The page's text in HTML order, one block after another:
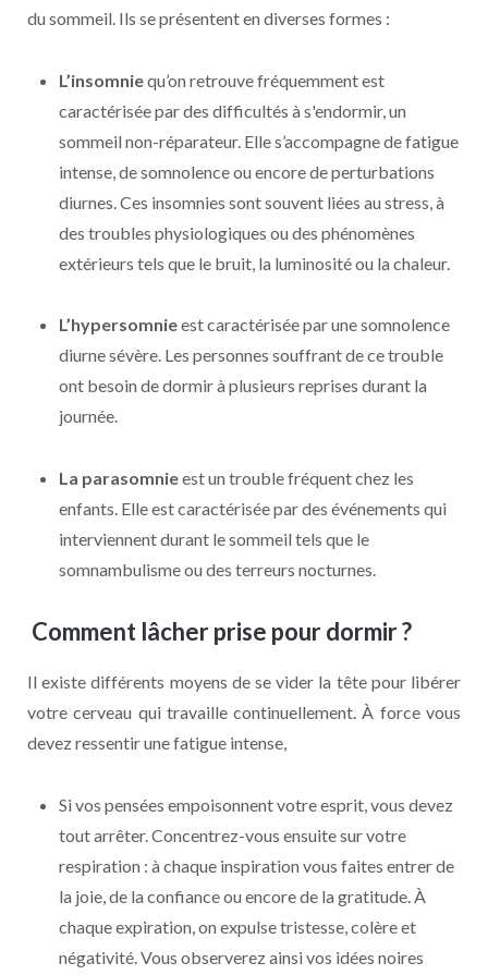
du sommeil. Ils se présentent en diverses formes :
L’insomniequ’on retrouve fréquemment est
caractérisée par des difficultés à s'endormir, un
sommeil non-réparateur. Elle s’accompagne de fatigue
intense, de somnolence ou encore de perturbations
diurnes. Ces insomnies sont souvent liées au stress, à
des troubles physiologiques ou des phénomènes
extérieurs tels que le bruit, la luminosité ou la chaleur.
L’hypersomnieest caractérisée par une somnolence
diurne sévère. Les personnes souffrant de ce trouble
ont besoin de dormir à plusieurs reprises durant la
journée.
La parasomnieest un trouble fréquent chez les
enfants. Elle est caractérisée par des événements qui
interviennent durant le sommeil tels que le
somnambulisme ou des terreurs nocturnes.
Comment lâcher prise pour dormir ?
Il existe différents moyens de se vider la tête pour libérer
votre cerveau qui travaille continuellement. À force vous
devez ressentir une fatigue intense,
Si vos pensées empoisonnent votre esprit, vous devez
tout arrêter. Concentrez-vous ensuite sur votre
respiration : à chaque inspiration vous faites entrer de
la joie, de la confiance ou encore de la gratitude. À
chaque expiration, on expulse tristesse, colère et
négativité. Vous observerez ainsi vos idées noires